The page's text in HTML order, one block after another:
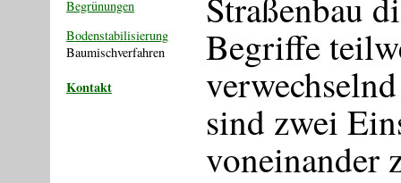
Begriffe
sind zwei
voneinander
Begrünungen
Bodenstabilisierung
Baumischverfahren
Kontakt